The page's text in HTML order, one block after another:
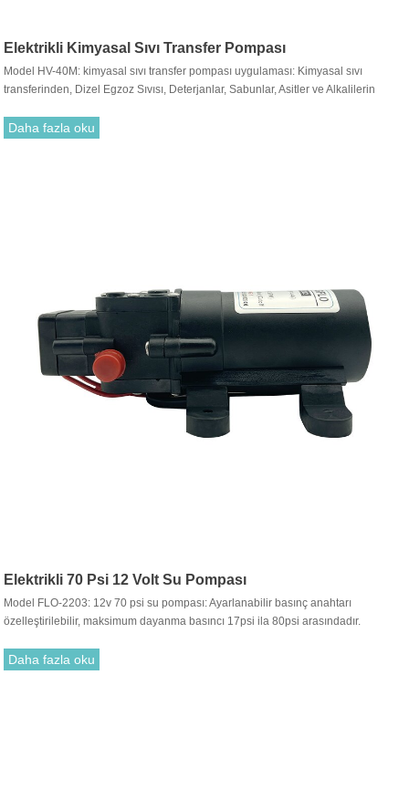
Elektrikli Kimyasal Sıvı Transfer Pompası
Model HV-40M: kimyasal sıvı transfer pompası uygulaması: Kimyasal sıvı
transferinden, Dizel Egzoz Sıvısı, Deterjanlar, Sabunlar, Asitler ve Alkalilerin
Daha fazla oku
Elektrikli 70 Psi 12 Volt Su Pompası
Model FLO-2203: 12v 70 psi su pompası: Ayarlanabilir basınç anahtarı
özelleştirilebilir, maksimum dayanma basıncı 17psi ila 80psi arasındadır.
Daha fazla oku